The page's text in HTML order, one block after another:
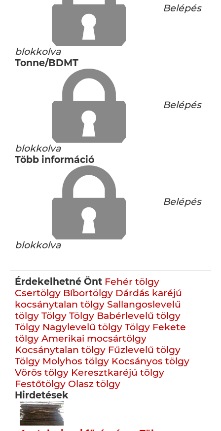
Belépés
blokkolva
Tonne/BDMT
Belépés
blokkolva
Több információ
Belépés
blokkolva
Érdekelhetné Önt Fehér tölgy
Csertölgy Bíbortölgy Dárdás karéjú
kocsánytalan tölgy Sallangoslevelű
tölgy Tölgy Tölgy Babérlevelű tölgy
Tölgy Nagylevelű tölgy Tölgy Fekete
tölgy Amerikai mocsártölgy
Kocsánytalan tölgy Fűzlevelű tölgy
Tölgy Molyhos tölgy Kocsányos tölgy
Vörös tölgy Keresztkaréjú tölgy
Festőtölgy Olasz tölgy
Hirdetések